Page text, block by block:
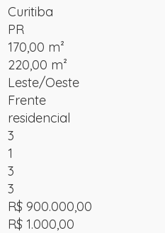
Curitiba
PR
170,00 m²
220,00 m²
Leste/Oeste
Frente
residencial
3
1
3
3
R$ 900.000,00
R$ 1.000,00